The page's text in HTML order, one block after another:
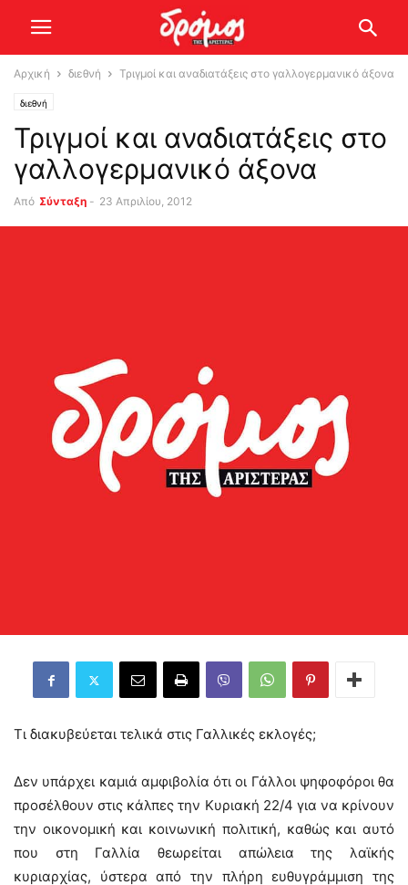
Αρχική διεθνή Τριγμοί και αναδιατάξεις στο γαλλογερμανικό άξονα
διεθνή
Τριγμοί και αναδιατάξεις στο
γαλλογερμανικό άξονα
Από Σύνταξη - 23 Απριλίου, 2012
Τι διακυβεύεται τελικά στις Γαλλικές εκλογές;
Δεν υπάρχει καμιά αμφιβολία ότι οι Γάλλοι ψηφοφόροι θα
προσέλθουν στις κάλπες την Κυριακή 22/4 για να κρίνουν
την οικονομική και κοινωνική πολιτική, καθώς και αυτό
που στη Γαλλία θεωρείται απώλεια της λαϊκής
κυριαρχίας, ύστερα από την πλήρη ευθυγράμμιση της